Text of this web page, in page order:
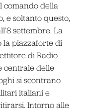
comando della
e soltanto questo,
settembre. La
la piazzaforte di
di Radio
centrale delle
si scontrano
italiani e
Intorno alle